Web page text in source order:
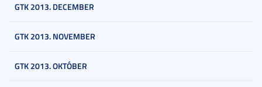
GTK 2013. DECEMBER
GTK 2013. NOVEMBER
GTK 2013. OKTÓBER